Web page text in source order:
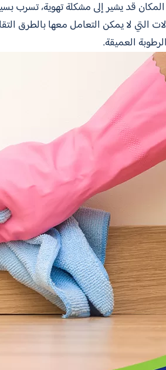
قد يشير إلى مشكلة تهوية، تسرب
التي لا يمكن التعامل معها بالطرق
العميقة.